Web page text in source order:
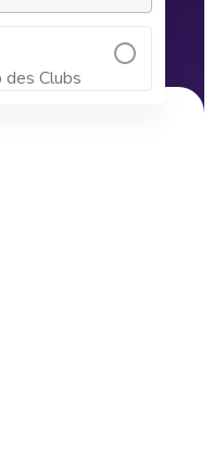
des Clubs
hinzufügen